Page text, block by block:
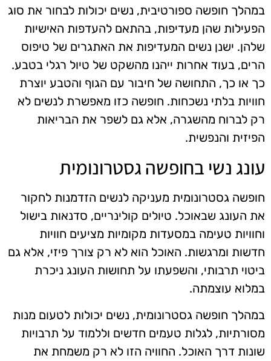
במהלך חופשה ספורטיבית, נשים יכולות לבחור את סוג
הפעילות שהן מעדיפות, בהתאם להעדפות האישיות
שלהן. ישנן נשים המעדיפות את האתגרים של טיפוס
הרים, בעוד אחרות ייהנו מהשקט של טיול רגלי בטבע.
כך או כך, התחושה של חיבור עם הגוף והטבע יוצרת
חוויות בלתי נשכחות. חופשה כזו מאפשרת לנשים לא
רק לברוח מהשגרה, אלא גם לשפר את הבריאות
הפיזית והנפשית.
עונג נשי בחופשה גסטרונומית
חופשה גסטרונומית מעניקה לנשים הזדמנות לחקור
את העונג שבאוכל. טיולים קולינריים, סדנאות בישול
וחוויות טעימה במסעדות מקומיות מציעים חוויות
חדשות ומרגשות. האוכל הוא לא רק צורך פיזי, אלא גם
ביטוי תרבותי, והשפעתו על תחושות העונג ניכרת
במלוא עוצמתה.
במהלך חופשה גסטרונומית, נשים יכולות לטעום מנות
מסורתיות, לגלות טעמים חדשים וללמוד על תרבויות
שונות דרך האוכל. החוויה הזו לא רק משמחת את